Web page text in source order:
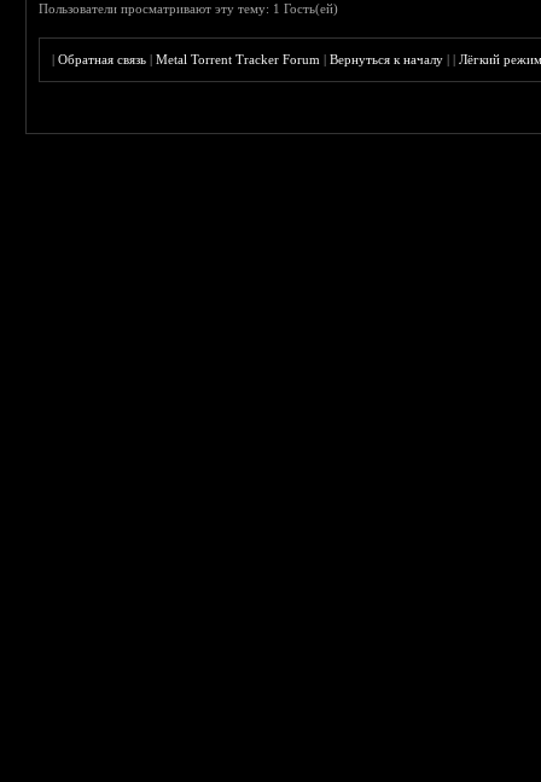
Пользователи просматривают эту тему: 1 Гость(ей)
|Обратная связь |Metal Torrent Tracker Forum |Вернуться к началу ||Лёгкий